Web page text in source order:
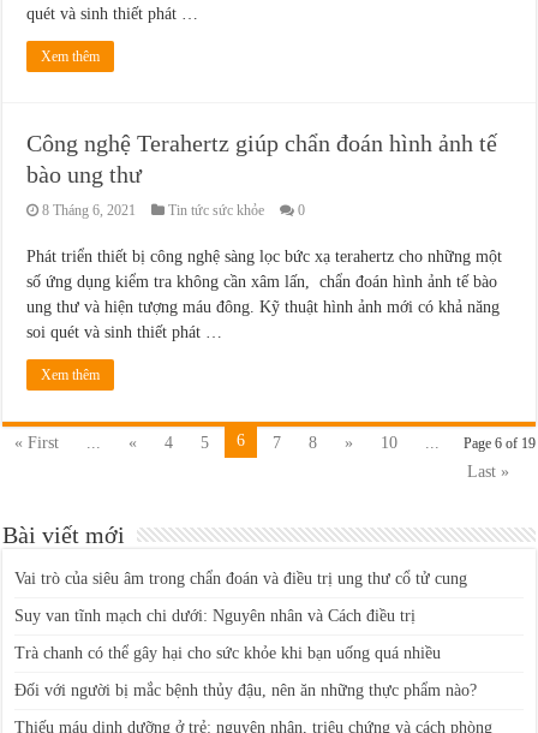
quét và sinh thiết phát …
Xem thêm
Công nghệ Terahertz giúp chẩn đoán hình ảnh tế
bào ung thư
8 Tháng 6, 2021 Tin tức sức khỏe 0
Phát triển thiết bị công nghệ sàng lọc bức xạ terahertz cho những một
số ứng dụng kiểm tra không cần xâm lấn, chẩn đoán hình ảnh tế bào
ung thư và hiện tượng máu đông. Kỹ thuật hình ảnh mới có khả năng
soi quét và sinh thiết phát …
Xem thêm
Page 6 of 19
« First ... « 4 5 6 7 8 » 10
...
Last »
Bài viết mới
Vai trò của siêu âm trong chẩn đoán và điều trị ung thư cổ tử cung
Suy van tĩnh mạch chi dưới: Nguyên nhân và Cách điều trị
Trà chanh có thể gây hại cho sức khỏe khi bạn uống quá nhiều
Đối với người bị mắc bệnh thủy đậu, nên ăn những thực phẩm nào?
Thiếu máu dinh dưỡng ở trẻ: nguyên nhân, triệu chứng và cách phòng